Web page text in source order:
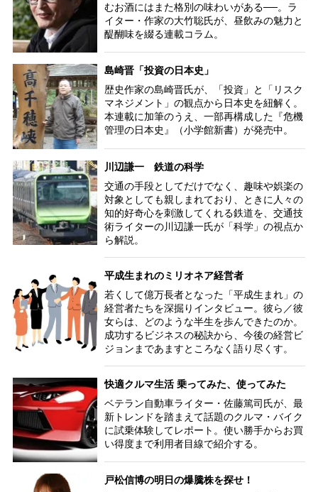
むお酒にはまた格別の味わいがある──。ラ
イター・作家の大竹聡氏が、昼飲みの魅力と
醍醐味を綴る連載コラム。
島崎晋「投資の日本史」
歴史作家の島崎晋氏が、「投資」と「リスク
マネジメント」の観点から日本史を紐解く。
本連載に加筆のうえ、一部再構成した『危機
管理の日本史』（小学館新書）が発売中。
川辺謙一 鉄道の科学
交通の手段としてだけでなく、趣味や娯楽の
対象としても親しまれており、ときに人々の
知的好奇心を刺激してくれる鉄道を、交通技
術ライターの川辺謙一氏が「科学」の視点か
ら解説。
平成生まれのミリオネア経営者
若くして億万長者となった「平成生まれ」の
経営者たちを深掘りインタビュー。彼ら／彼
女らは、どのような半生を歩んできたのか。
成功するビジネスの秘訣から、今後の経営ビ
ジョンまであますところなく語り尽くす。
快適クルマ生活 乗ってみた、使ってみた
ベテラン自動車ライター・佐藤篤司氏が、最
新トレンドを踏まえて話題のクルマ・バイク
に試乗体験してレポート。使い勝手からお買
い得度まで利用者目線で紹介する。
戸松信博の明日の爆騰株を探せ！